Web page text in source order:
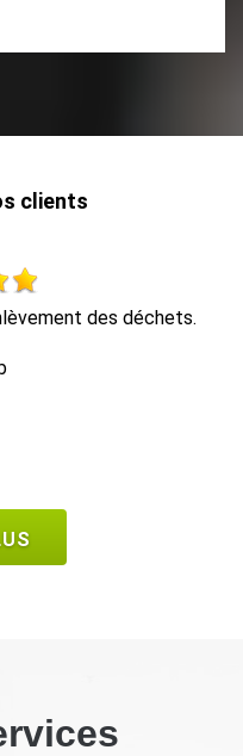
clients
très sympathique À